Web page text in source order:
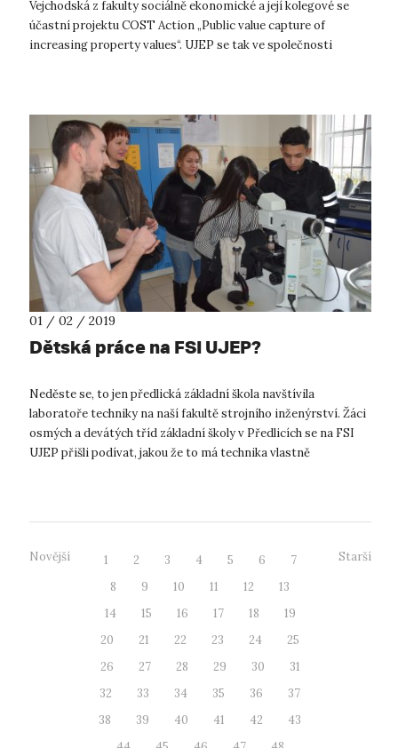
Vejchodská z fakulty sociálně ekonomické a její kolegové se
účastní projektu COST Action „Public value capture of
increasing property values“. UJEP se tak ve společnosti
01 / 02 / 2019
Dětská práce na FSI UJEP?
Neděste se, to jen předlická základní škola navštívila
laboratoře techniky na naší fakultě strojního inženýrství. Žáci
osmých a devátých tříd základní školy v Předlicích se na FSI
UJEP přišli podívat, jakou že to má technika vlastně
Novější 1 2 3 4 5 6
7
8
9 10 11 12
13
14
15 16 17 18
19
20
21 22 23 24
25
26
27 28 29 30
31
32
33 34 35 36
37
38
39 40 41 42
43
Starší